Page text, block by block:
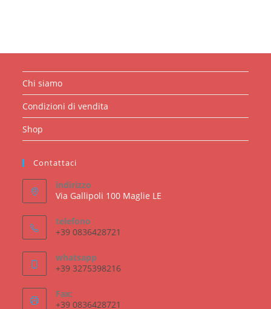
Chi siamo
Condizioni di vendita
Shop
Contattaci
indirizzo
Via Gallipoli 100 Maglie LE
telefono
+39 0836428721
whatsapp
+39 3275398216
Fax:
+39 0836428721